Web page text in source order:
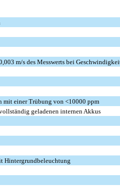
m/s des Messwerts bei
mit einer Trübung von <10000 ppm
geladenen internen Akkus
Hintergrundbeleuchtung